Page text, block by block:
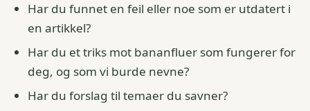
Har du funnet en feil eller noe som er utdatert i
en artikkel?
Har du et triks mot bananfluer som fungerer for
deg, og som vi burde nevne?
Har du forslag til temaer du savner?